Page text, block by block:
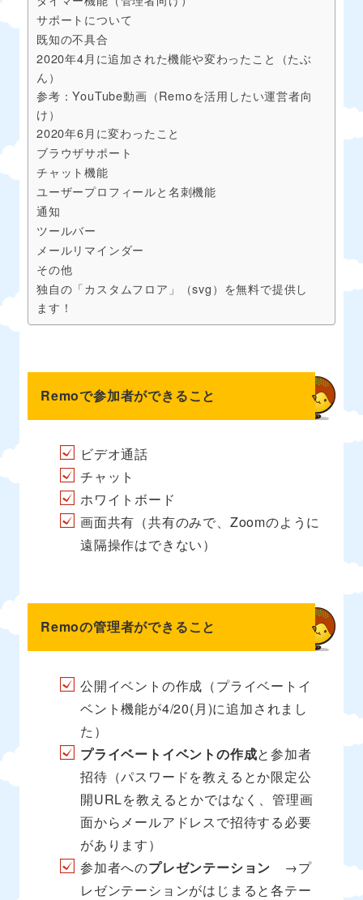
サポートについて
既知の不具合
2020年4月に追加された機能や変わったこと（たぶ
ん）
参考：YouTube動画（Remoを活用したい運営者向
け）
2020年6月に変わったこと
ブラウザサポート
チャット機能
ユーザープロフィールと名刺機能
通知
ツールバー
メールリマインダー
その他
独自の「カスタムフロア」（svg）を無料で提供し
ます！
Remoで参加者ができること
ビデオ通話
チャット
ホワイトボード
画面共有（共有のみで、Zoomのように
遠隔操作はできない）
Remoの管理者ができること
公開イベントの作成（プライベートイ
ベント機能が4/20(月)に追加されまし
た）
プライベートイベントの作成と参加者
招待（パスワードを教えるとか限定公
開URLを教えるとかではなく、管理画
面からメールアドレスで招待する必要
があります）
参加者へのプレゼンテーション →プ
レゼンテーションがはじまると各テー